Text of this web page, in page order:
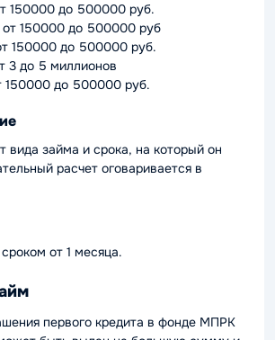
150000 до 500000 руб.
150000 до 500000 руб
150000 до 500000 руб.
3 до 5 миллионов
150000 до 500000 руб.
вида займа и срока, на который он
расчет оговаривается в
от 1 месяца.
первого кредита в фонде МПРК